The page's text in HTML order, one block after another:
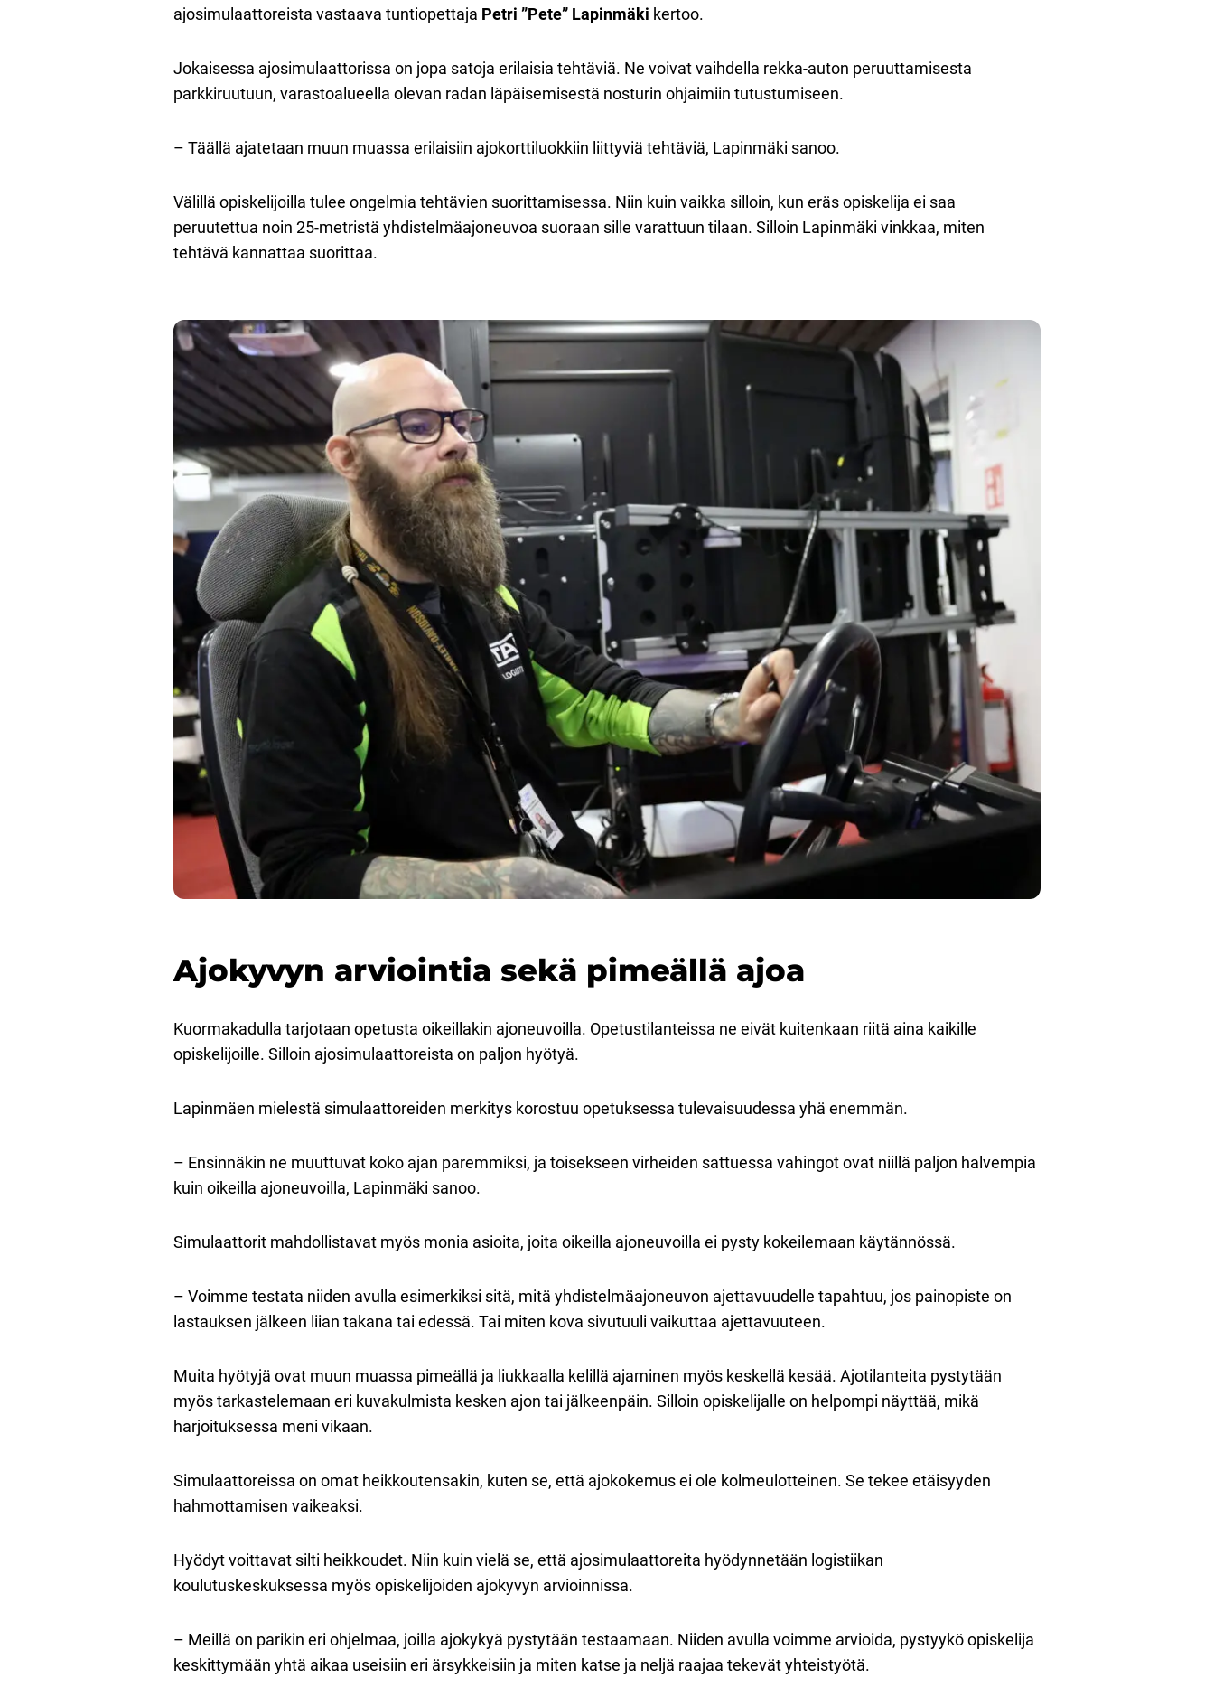
ajosimulaattoreista vastaava tuntiopettaja Petri ”Pete” Lapinmäki kertoo.
Jokaisessa ajosimulaattorissa on jopa satoja erilaisia tehtäviä. Ne voivat vaihdella rekka-auton peruuttamisesta
parkkiruutuun, varastoalueella olevan radan läpäisemisestä nosturin ohjaimiin tutustumiseen.
– Täällä ajatetaan muun muassa erilaisiin ajokorttiluokkiin liittyviä tehtäviä, Lapinmäki sanoo.
Välillä opiskelijoilla tulee ongelmia tehtävien suorittamisessa. Niin kuin vaikka silloin, kun eräs opiskelija ei saa
peruutettua noin 25-metristä yhdistelmäajoneuvoa suoraan sille varattuun tilaan. Silloin Lapinmäki vinkkaa, miten
tehtävä kannattaa suorittaa.
Ajokyvyn arviointia sekä pimeällä ajoa
Kuormakadulla tarjotaan opetusta oikeillakin ajoneuvoilla. Opetustilanteissa ne eivät kuitenkaan riitä aina kaikille
opiskelijoille. Silloin ajosimulaattoreista on paljon hyötyä.
Lapinmäen mielestä simulaattoreiden merkitys korostuu opetuksessa tulevaisuudessa yhä enemmän.
– Ensinnäkin ne muuttuvat koko ajan paremmiksi, ja toisekseen virheiden sattuessa vahingot ovat niillä paljon halvempia
kuin oikeilla ajoneuvoilla, Lapinmäki sanoo.
Simulaattorit mahdollistavat myös monia asioita, joita oikeilla ajoneuvoilla ei pysty kokeilemaan käytännössä.
– Voimme testata niiden avulla esimerkiksi sitä, mitä yhdistelmäajoneuvon ajettavuudelle tapahtuu, jos painopiste on
lastauksen jälkeen liian takana tai edessä. Tai miten kova sivutuuli vaikuttaa ajettavuuteen.
Muita hyötyjä ovat muun muassa pimeällä ja liukkaalla kelillä ajaminen myös keskellä kesää. Ajotilanteita pystytään
myös tarkastelemaan eri kuvakulmista kesken ajon tai jälkeenpäin. Silloin opiskelijalle on helpompi näyttää, mikä
harjoituksessa meni vikaan.
Simulaattoreissa on omat heikkoutensakin, kuten se, että ajokokemus ei ole kolmeulotteinen. Se tekee etäisyyden
hahmottamisen vaikeaksi.
Hyödyt voittavat silti heikkoudet. Niin kuin vielä se, että ajosimulaattoreita hyödynnetään logistiikan
koulutuskeskuksessa myös opiskelijoiden ajokyvyn arvioinnissa.
– Meillä on parikin eri ohjelmaa, joilla ajokykyä pystytään testaamaan. Niiden avulla voimme arvioida, pystyykö opiskelija
keskittymään yhtä aikaa useisiin eri ärsykkeisiin ja miten katse ja neljä raajaa tekevät yhteistyötä.